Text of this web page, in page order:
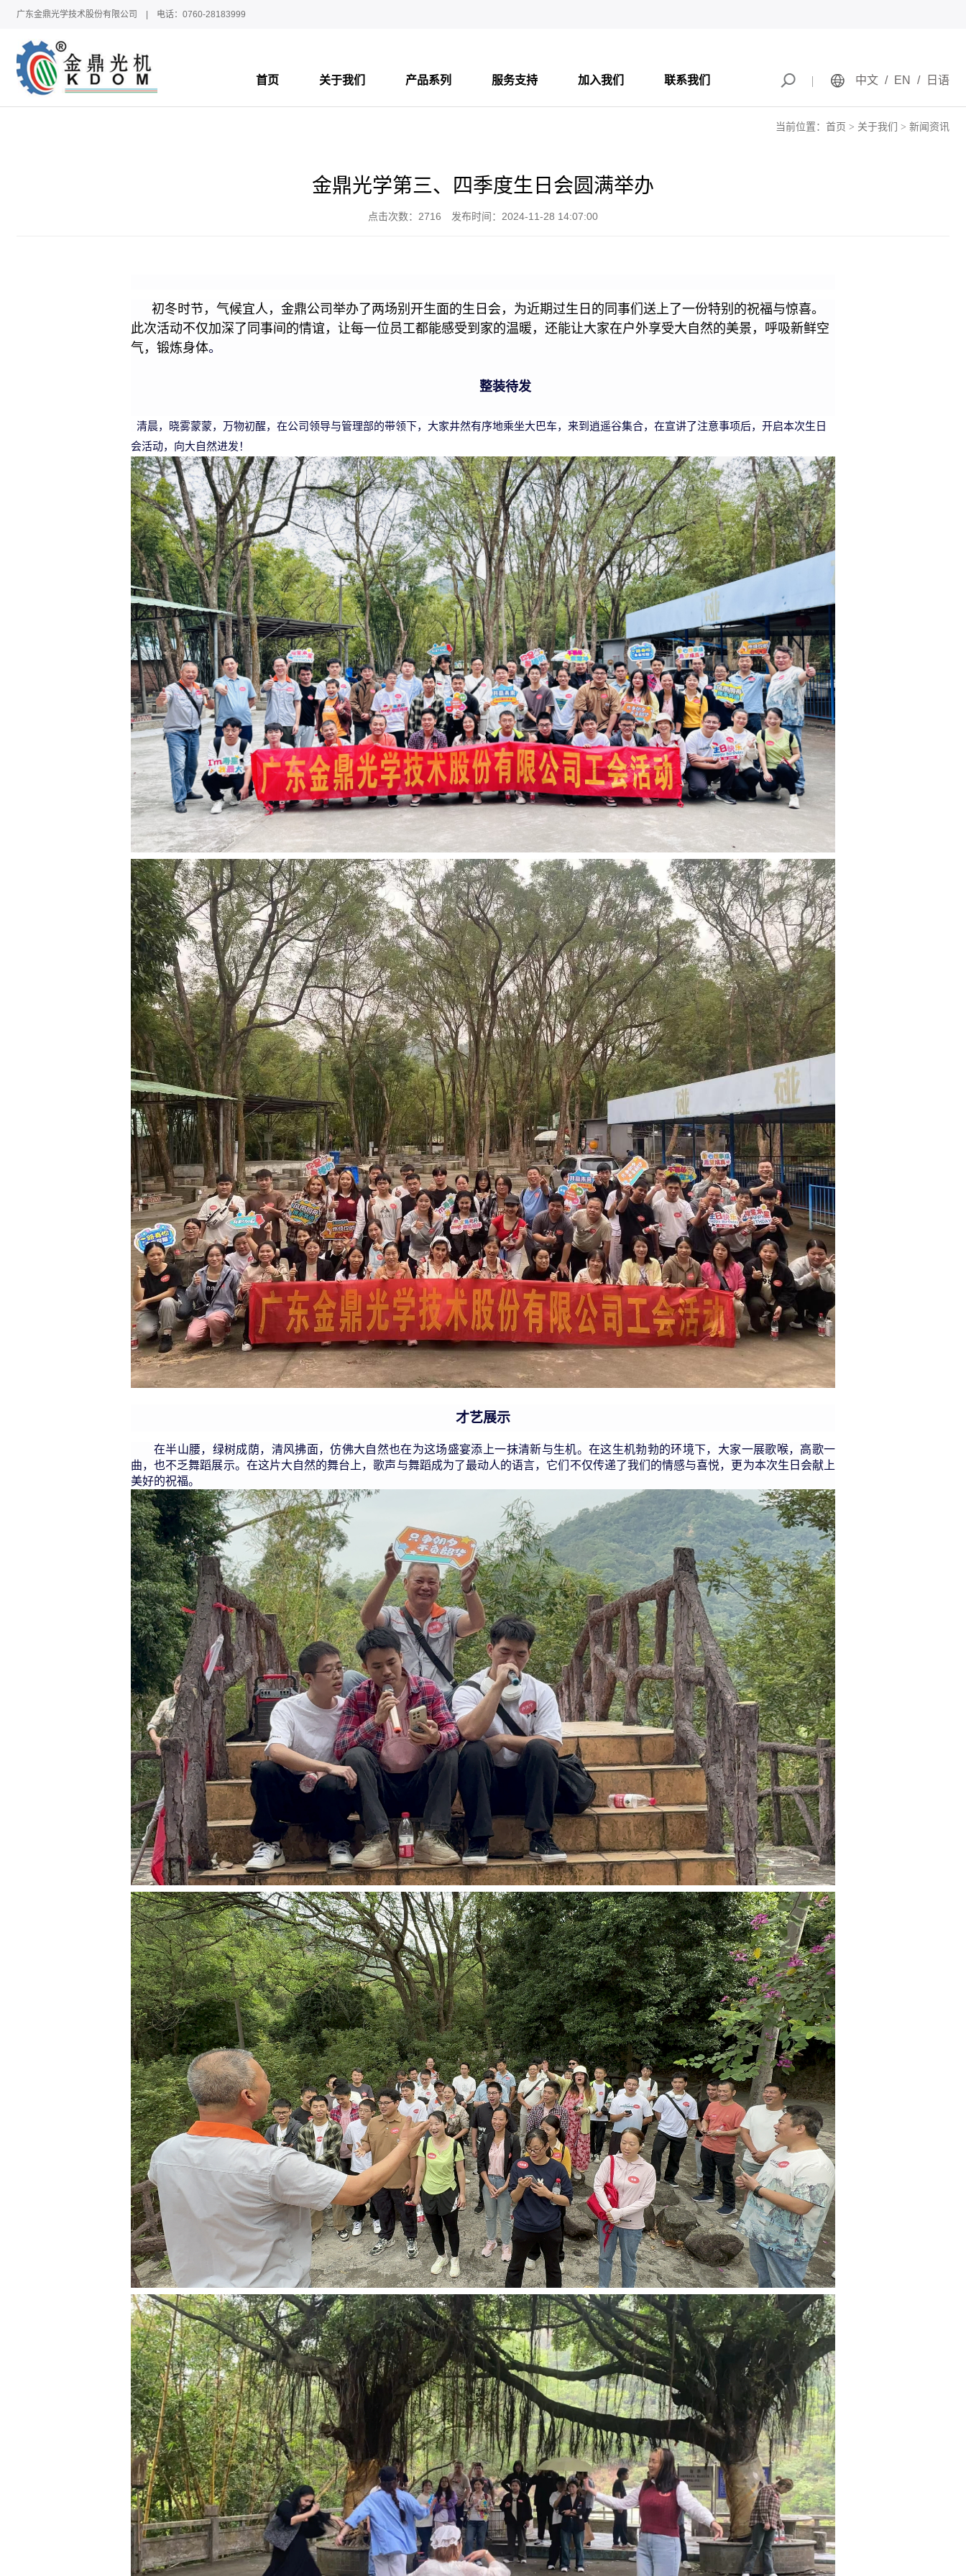
广东金鼎光学技术股份有限公司 | 电话：0760-28183999
首页 关于我们 产品系列 服务支持 加入我们 联系我们 中文 / EN / 日语
当前位置：首页 关于我们 新闻资讯
金鼎光学第三、四季度生日会圆满举办
点击次数：2716 发布时间：2024-11-28 14:07:00
初冬时节，气候宜人，金鼎公司举办了两场别开生面的生日会，为近期过生日的同事们送上了一份特别的祝福与惊喜。
此次活动不仅加深了同事间的情谊，让每一位员工都能感受到家的温暖，还能让大家在户外享受大自然的美景，呼吸新鲜空
气，锻炼身体。
整装待发
清晨，晓雾蒙蒙，万物初醒，在公司领导与管理部的带领下，大家井然有序地乘坐大巴车，来到逍遥谷集合，在宣讲了注意事项后，开启本次生日
会活动，向大自然进发！
才艺展示
在半山腰，绿树成荫，清风拂面，仿佛大自然也在为这场盛宴添上一抹清新与生机。在这生机勃勃的环境下，大家一展歌喉，高歌一
曲，也不乏舞蹈展示。在这片大自然的舞台上，歌声与舞蹈成为了最动人的语言，它们不仅传递了我们的情感与喜悦，更为本次生日会献上
美好的祝福。